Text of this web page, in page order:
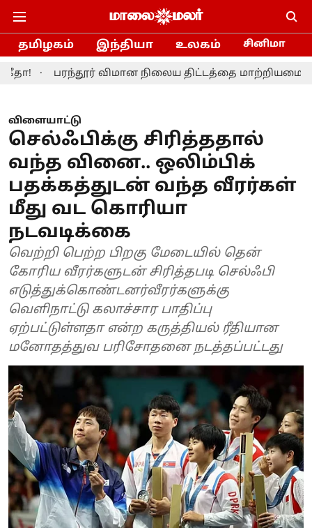
தமிழகம் இந்தியா உலகம் சினிமா
விமான நிலைய திட்டத்தை மாற்றியமைக்க
விளையாட்டு
செல்ஃபிக்கு சிரித்ததால்
வந்த வினை.. ஒலிம்பிக்
பதக்கத்துடன் வந்த வீரர்கள்
மீது வட கொரியா
நடவடிக்கை
வெற்றி பெற்ற பிறகு மேடையில் தென்
கோரிய வீரர்களுடன் சிரித்தபடி செல்ஃபி
எடுத்துக்கொண்டனர்வீரர்களுக்கு
வெளிநாட்டு கலாச்சார பாதிப்பு
ஏற்பட்டுள்ளதா என்ற கருத்தியல் ரீதியான
மனோதத்துவ பரிசோதனை நடத்தப்பட்டது